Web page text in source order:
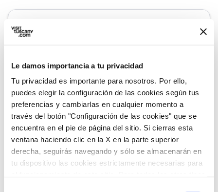
Le damos importancia a tu privacidad
Tu privacidad es importante para nosotros. Por ello,
puedes elegir la configuración de las cookies según tus
preferencias y cambiarlas en cualquier momento a
través del botón "Configuración de las cookies" que se
encuentra en el pie de página del sitio. Si cierras esta
ventana haciendo clic en la X en la parte superior
derecha, seguirás navegando y sólo se almacenarán en
tu dispositivo las cookies estrictamente necesarias para
directions Indicaciones
Informaciones